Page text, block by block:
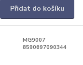
Přidat do košíku
MG9007
8590697090344